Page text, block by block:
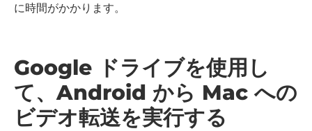
に時間がかかります。
Google ドライブを使用し
て、Android から Mac への
ビデオ転送を実行する